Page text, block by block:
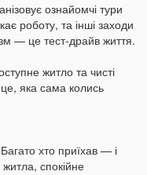
ознайомчі тури
роботу, та інші заходи
— це тест-драйв життя.
житло та чисті
яка сама колись
хто приїхав — і
спокійне